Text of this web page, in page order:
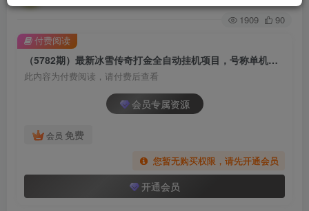
1909 90
（5782期）最新冰雪传奇打金全自动挂机项目，号称单机一天100+【永久脚本+详细教程】
此内容为付费阅读，请付费后查看
会员专属资源
会员 免费
您暂无购买权限，请先开通会员
开通会员
付费阅读